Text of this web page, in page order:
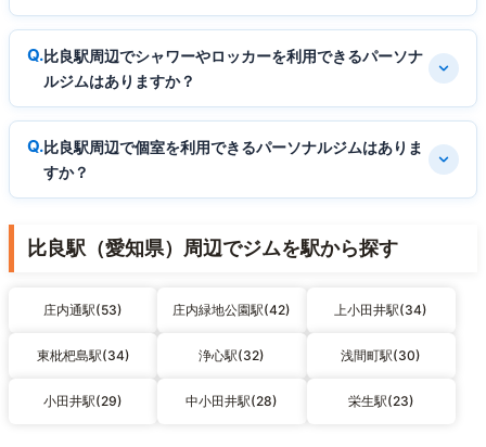
比良駅周辺でシャワーやロッカーを利用できるパーソナ
ルジムはありますか？
比良駅周辺で個室を利用できるパーソナルジムはありま
すか？
比良駅（愛知県）周辺でジムを駅から探す
庄内通駅(53) 庄内緑地公園駅(42) 上小田井駅(34)
東枇杷島駅(34) 浄心駅(32) 浅間町駅(30)
小田井駅(29) 中小田井駅(28) 栄生駅(23)